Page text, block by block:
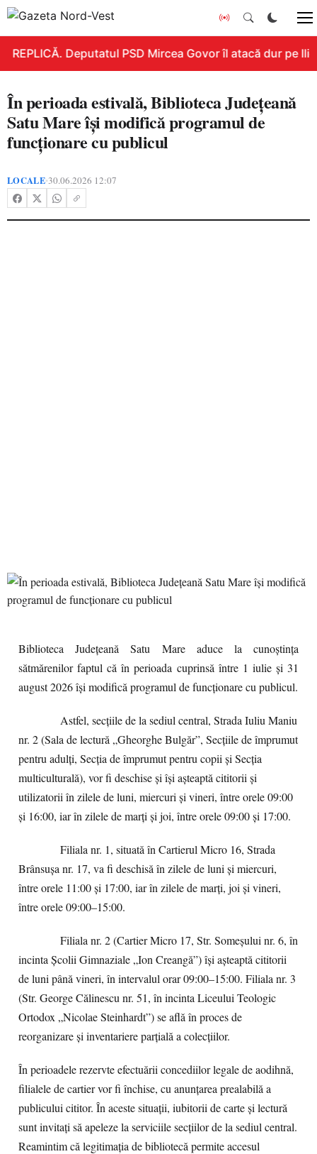
REPLICĂ. Deputatul PSD Mircea Govor îl atacă dur pe
În perioada estivală, Biblioteca Județeană
Satu Mare își modifică programul de
funcționare cu publicul
LOCALE•30.06.2026 12:07
Biblioteca Județeană Satu Mare aduce la cunoștința
sătmărenilor faptul că în perioada cuprinsă între 1 iulie și 31
august 2026 își modifică programul de funcționare cu publicul.
Astfel, secțiile de la sediul central, Strada Iuliu Maniu
nr. 2 (Sala de lectură „Gheorghe Bulgăr”, Secțiile de împrumut
pentru adulți, Secția de împrumut pentru copii și Secția
multiculturală), vor fi deschise și își așteaptă cititorii și
utilizatorii în zilele de luni, miercuri și vineri, între orele 09:00
și 16:00, iar în zilele de marți și joi, între orele 09:00 și 17:00.
Filiala nr. 1, situată în Cartierul Micro 16, Strada
Brânsușa nr. 17, va fi deschisă în zilele de luni și miercuri,
între orele 11:00 și 17:00, iar în zilele de marți, joi și vineri,
între orele 09:00–15:00.
Filiala nr. 2 (Cartier Micro 17, Str. Someșului nr. 6, în
incinta Școlii Gimnaziale „Ion Creangă”)își așteaptă cititorii
de luni până vineri, în intervalul orar 09:00–15:00. Filiala nr. 3
(Str. George Călinescu nr. 51, în incinta Liceului Teologic
Ortodox „Nicolae Steinhardt”) se află în proces de
reorganizare și inventariere parțială a colecțiilor.
În perioadele rezervte efectuării concediilor legale de aodihnă,
filialele de cartier vor fi închise, cu anunțarea prealabilă a
publicului cititor. În aceste situații, iubitorii de carte și lectură
sunt invitați să apeleze la serviciile secțiilor de la sediul central.
Reamintim că legitimația de bibliotecă permite accesul